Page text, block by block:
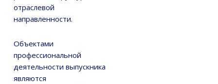
отраслевой
направленности.
Объектами
профессиональной
деятельности выпускника
являются